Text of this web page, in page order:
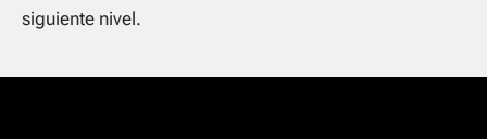
siguiente nivel.